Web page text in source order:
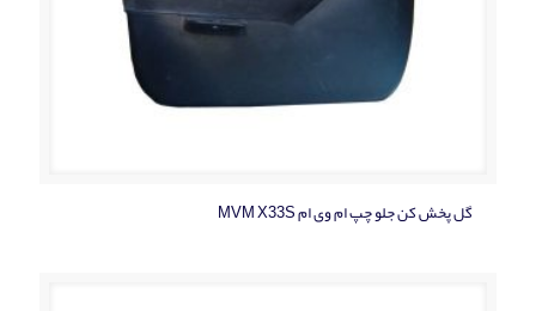
گل پخش کن جلو چپ ام وی ام MVM X33S